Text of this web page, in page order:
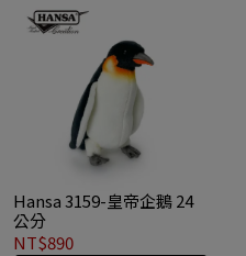
Hansa 3159-皇帝企鵝 24
公分
NT$890